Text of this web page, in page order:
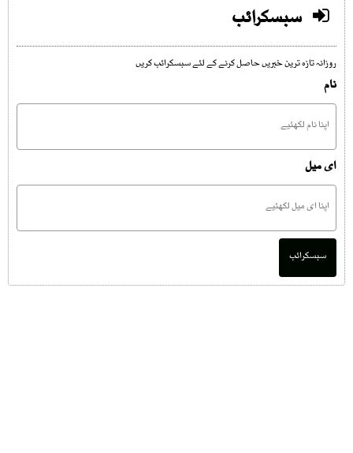
سبسکرائب
روزانہ تازہ ترین خبریں حاصل کرنے کے لئے سبسکرائب کریں
نام
ای میل
سبسکرائب